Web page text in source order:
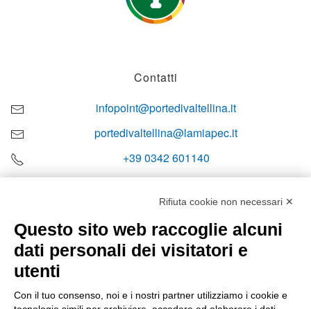
Contatti
infopoint@portedivaltellina.it
portedivaltellina@lamiapec.it
+39 0342 601140
Orari di apertura
Rifiuta cookie non necessari ✕
Questo sito web raccoglie alcuni
dati personali dei visitatori e
utenti
Con il tuo consenso, noi e i nostri partner utilizziamo i cookie e